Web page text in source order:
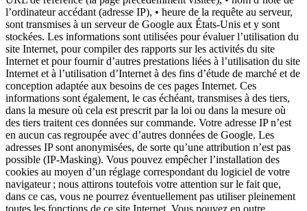
l’ordinateur accédant (adresse IP), • heure de la requête au serveur,
sont transmises à un serveur de Google aux États-Unis et y sont
stockées. Les informations sont utilisées pour évaluer l’utilisation du
site Internet, pour compiler des rapports sur les activités du site
Internet et pour fournir d’autres prestations liées à l’utilisation du site
Internet et à l’utilisation d’Internet à des fins d’étude de marché et de
conception adaptée aux besoins de ces pages Internet. Ces
informations sont également, le cas échéant, transmises à des tiers,
dans la mesure où cela est prescrit par la loi ou dans la mesure où
des tiers traitent ces données sur commande. Votre adresse IP n’est
en aucun cas regroupée avec d’autres données de Google. Les
adresses IP sont anonymisées, de sorte qu’une attribution n’est pas
possible (IP-Masking). Vous pouvez empêcher l’installation des
cookies au moyen d’un réglage correspondant du logiciel de votre
navigateur ; nous attirons toutefois votre attention sur le fait que,
dans ce cas, vous ne pourrez éventuellement pas utiliser pleinement
toutes les fonctions de ce site Internet. Vous pouvez en outre